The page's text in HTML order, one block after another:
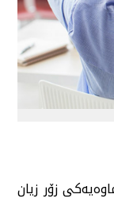
زۆر زیان